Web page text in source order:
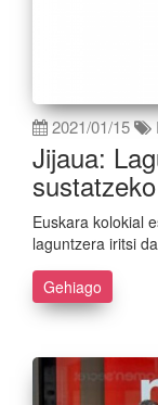
2021/01/15
Jijaua:
Euskara kolokial
laguntzera iritsi
Gehiago